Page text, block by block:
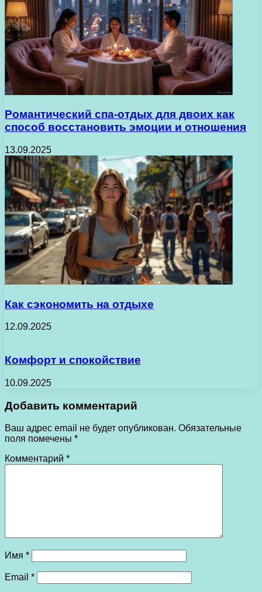
Романтический спа-отдых для двоих как
способ восстановить эмоции и отношения
13.09.2025
Как сэкономить на отдыхе
12.09.2025
Комфорт и спокойствие
10.09.2025
Добавить комментарий
Ваш адрес email не будет опубликован. Обязательные
поля помечены *
Комментарий *
Имя *
Email *